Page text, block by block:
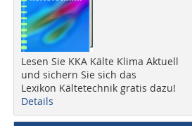
Lesen Sie KKA Kälte Klima Aktuell
und sichern Sie sich das
Lexikon Kältetechnik gratis dazu!
Details